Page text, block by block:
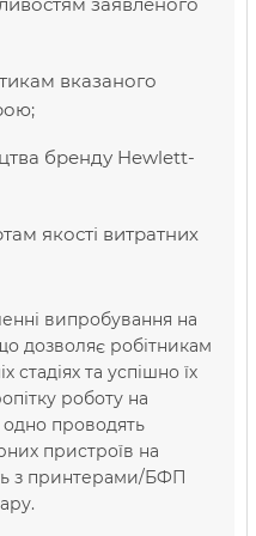
вказаного
бренду Hewlett-
якості витратних
випробування на
дозволяє робітникам
стадіях та успішно їх
роботу на
проводять
пристроїв на
з принтерами/БФП